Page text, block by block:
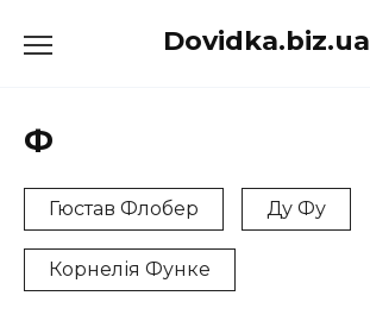
до
Dovidka.biz.ua
Ф
Гюстав Флобер Ду Фу
Корнелія Функе